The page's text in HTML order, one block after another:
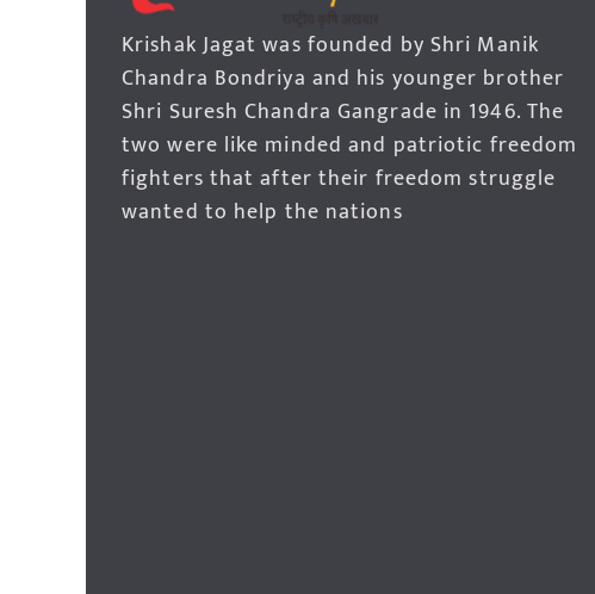
Krishak Jagat was founded by Shri Manik
Chandra Bondriya and his younger brother
Shri Suresh Chandra Gangrade in 1946. The
two were like minded and patriotic freedom
fighters that after their freedom struggle
wanted to help the nations